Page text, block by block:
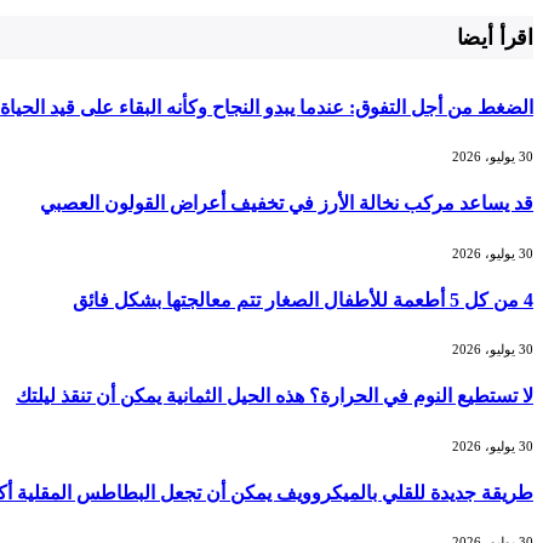
اقرأ أيضا
الضغط من أجل التفوق: عندما يبدو النجاح وكأنه البقاء على قيد الحياة
30 يوليو، 2026
قد يساعد مركب نخالة الأرز في تخفيف أعراض القولون العصبي
30 يوليو، 2026
4 من كل 5 أطعمة للأطفال الصغار تتم معالجتها بشكل فائق
30 يوليو، 2026
لا تستطيع النوم في الحرارة؟ هذه الحيل الثمانية يمكن أن تنقذ ليلتك
30 يوليو، 2026
طريقة جديدة للقلي بالميكروويف يمكن أن تجعل البطاطس المقلية